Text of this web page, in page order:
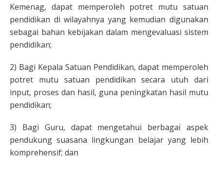
Kemenag, dapat memperoleh potret mutu satuan
pendidikan di wilayahnya yang kemudian digunakan
sebagai bahan kebijakan dalam mengevaluasi sistem
pendidikan;
2) Bagi Kepala Satuan Pendidikan, dapat memperoleh
potret mutu satuan pendidikan secara utuh dari
input, proses dan hasil, guna peningkatan hasil mutu
pendidikan;
3) Bagi Guru, dapat mengetahui berbagai aspek
pendukung suasana lingkungan belajar yang lebih
komprehensif; dan